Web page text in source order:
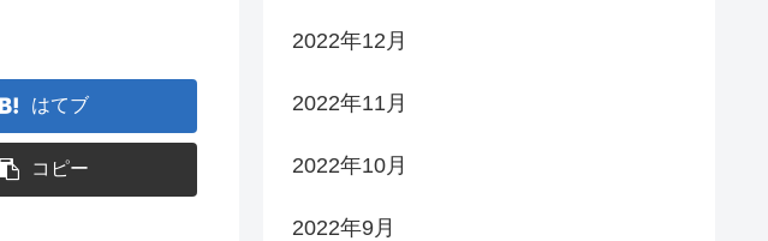
はてブ
コピー
2022年12月
2022年11月
2022年10月
2022年9月